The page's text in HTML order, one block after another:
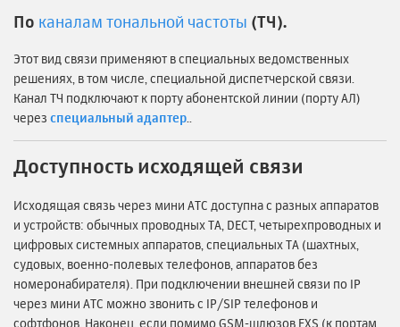
По каналам тональной частоты (ТЧ).
Этот вид связи применяют в специальных ведомственных
решениях, в том числе, специальной диспетчерской связи.
Канал ТЧ подключают к порту абонентской линии (порту АЛ)
через специальный адаптер
Доступность исходящей связи
Исходящая связь через мини АТС доступна с разных аппаратов
и устройств: обычных проводных ТА, DECT, четырехпроводных и
цифровых системных аппаратов, специальных ТА (шахтных,
судовых, военно-полевых телефонов, аппаратов без
номеронабирателя). При подключении внешней связи по IP
через мини АТС можно звонить с IP/SIP телефонов и
софтфонов. Наконец, если помимо GSM-шлюзов FXS (к портам